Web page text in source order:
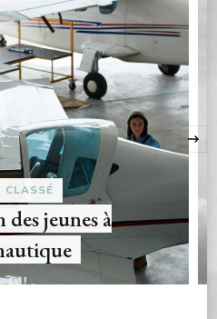
CLASSÉ
jeunes à